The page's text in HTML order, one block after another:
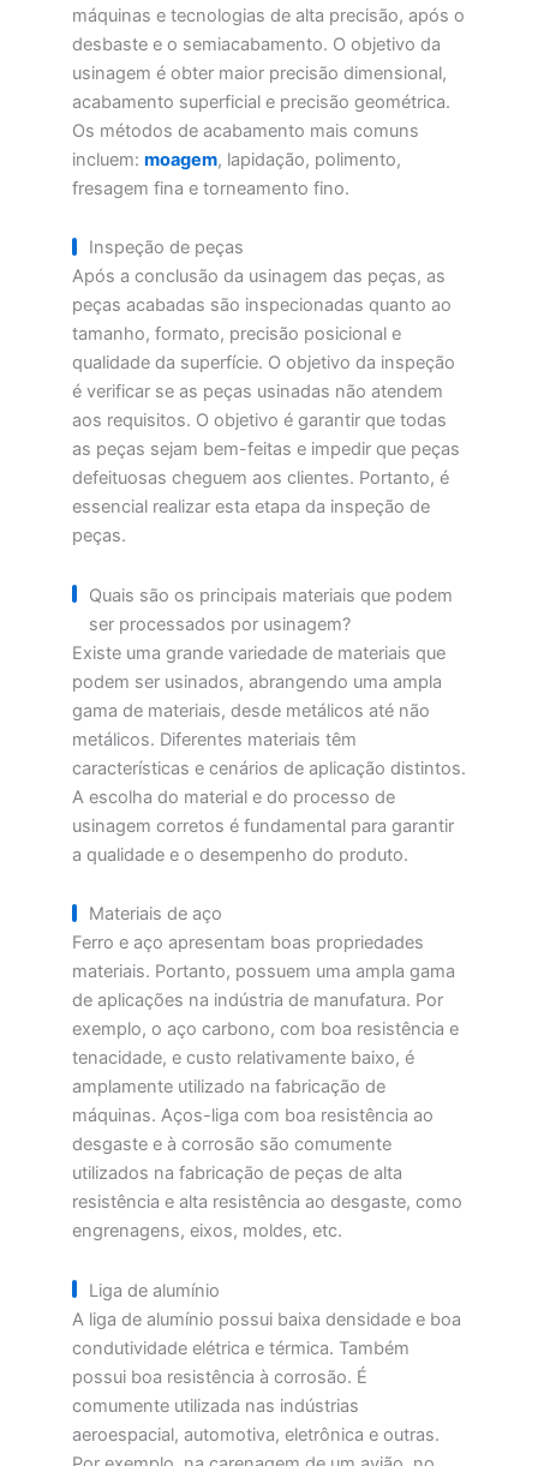
máquinas e tecnologias de alta precisão, após o
desbaste e o semiacabamento. O objetivo da
usinagem é obter maior precisão dimensional,
acabamento superficial e precisão geométrica.
Os métodos de acabamento mais comuns
incluem: moagem, lapidação, polimento,
fresagem fina e torneamento fino.
Inspeção de peças
Após a conclusão da usinagem das peças, as
peças acabadas são inspecionadas quanto ao
tamanho, formato, precisão posicional e
qualidade da superfície. O objetivo da inspeção
é verificar se as peças usinadas não atendem
aos requisitos. O objetivo é garantir que todas
as peças sejam bem-feitas e impedir que peças
defeituosas cheguem aos clientes. Portanto, é
essencial realizar esta etapa da inspeção de
peças.
Quais são os principais materiais que podem
ser processados por usinagem?
Existe uma grande variedade de materiais que
podem ser usinados, abrangendo uma ampla
gama de materiais, desde metálicos até não
metálicos. Diferentes materiais têm
características e cenários de aplicação distintos.
A escolha do material e do processo de
usinagem corretos é fundamental para garantir
a qualidade e o desempenho do produto.
Materiais de aço
Ferro e aço apresentam boas propriedades
materiais. Portanto, possuem uma ampla gama
de aplicações na indústria de manufatura. Por
exemplo, o aço carbono, com boa resistência e
tenacidade, e custo relativamente baixo, é
amplamente utilizado na fabricação de
máquinas. Aços-liga com boa resistência ao
desgaste e à corrosão são comumente
utilizados na fabricação de peças de alta
resistência e alta resistência ao desgaste, como
engrenagens, eixos, moldes, etc.
Liga de alumínio
A liga de alumínio possui baixa densidade e boa
condutividade elétrica e térmica. Também
possui boa resistência à corrosão. É
comumente utilizada nas indústrias
aeroespacial, automotiva, eletrônica e outras.